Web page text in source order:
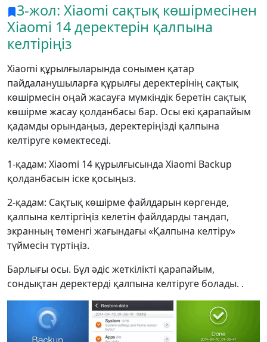
3-жол: Xiaomi сақтық көшірмесінен
Xiaomi 14 деректерін қалпына
келтіріңіз
Xiaomi құрылғыларында сонымен қатар
пайдаланушыларға құрылғы деректерінің сақтық
көшірмесін оңай жасауға мүмкіндік беретін сақтық
көшірме жасау қолданбасы бар. Осы екі қарапайым
қадамды орындаңыз, деректеріңізді қалпына
келтіруге көмектеседі.
1-қадам: Xiaomi 14 құрылғысында Xiaomi Backup
қолданбасын іске қосыңыз.
2-қадам: Сақтық көшірме файлдарын көргенде,
қалпына келтіргіңіз келетін файлдарды таңдап,
экранның төменгі жағындағы «Қалпына келтіру»
түймесін түртіңіз.
Барлығы осы. Бұл әдіс жеткілікті қарапайым,
сондықтан деректерді қалпына келтіруге болады. .